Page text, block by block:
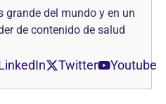
grande del mundo y en un
de contenido de salud
Twitter Youtube